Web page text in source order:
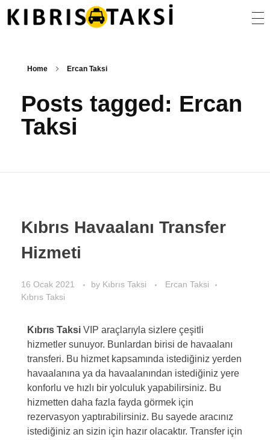
Home Ercan Taksi
Posts tagged: Ercan
Taksi
Kıbrıs Havaalanı Transfer
Hizmeti
16 Ocak 2021 by Kıbrıs Taksi
Ercan Taksi
Kıbrıs Taksi
Kıbrıs Taksi VIP araçlarıyla sizlere çeşitli
hizmetler sunuyor. Bunlardan birisi de havaalanı
transferi. Bu hizmet kapsamında istediğiniz yerden
havaalanına ya da havaalanından istediğiniz yere
konforlu ve hızlı bir yolculuk yapabilirsiniz. Bu
hizmetten daha fazla fayda görmek için
rezervasyon yaptırabilirsiniz. Bu sayede aracınız
istediğiniz an sizin için hazır olacaktır. Transfer için